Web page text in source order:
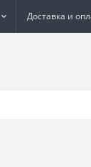
Доставка и